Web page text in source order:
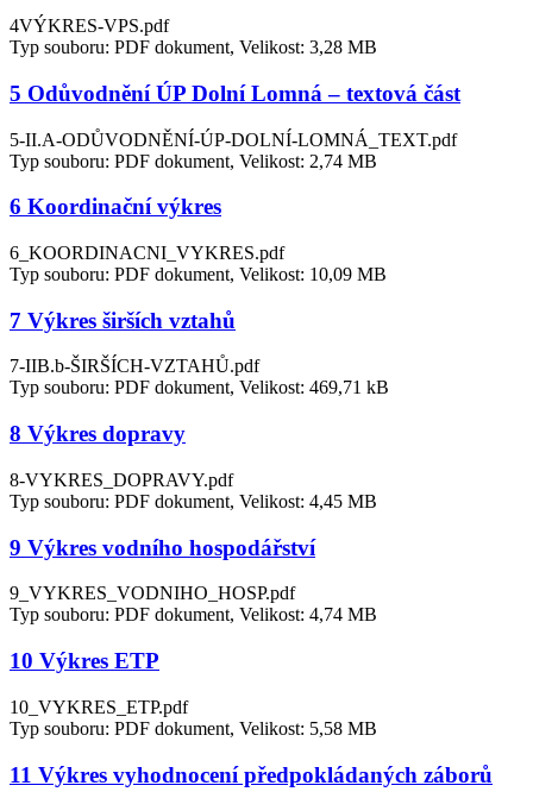
4VÝKRES-VPS.pdf
Typ souboru: PDF dokument, Velikost: 3,28 MB
5 Odůvodnění ÚP Dolní Lomná – textová část
5-II.A-ODŮVODNĚNÍ-ÚP-DOLNÍ-LOMNÁ_TEXT.pdf
Typ souboru: PDF dokument, Velikost: 2,74 MB
6 Koordinační výkres
6_KOORDINACNI_VYKRES.pdf
Typ souboru: PDF dokument, Velikost: 10,09 MB
7 Výkres širších vztahů
7-IIB.b-ŠIRŠÍCH-VZTAHŮ.pdf
Typ souboru: PDF dokument, Velikost: 469,71 kB
8 Výkres dopravy
8-VYKRES_DOPRAVY.pdf
Typ souboru: PDF dokument, Velikost: 4,45 MB
9 Výkres vodního hospodářství
9_VYKRES_VODNIHO_HOSP.pdf
Typ souboru: PDF dokument, Velikost: 4,74 MB
10 Výkres ETP
10_VYKRES_ETP.pdf
Typ souboru: PDF dokument, Velikost: 5,58 MB
11 Výkres vyhodnocení předpokládaných záborů